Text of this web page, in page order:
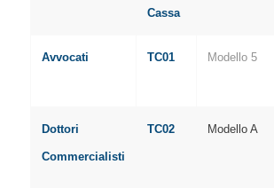
Cassa
Avvocati TC01 Modello 5
Dottori
Commercialisti
TC02 Modello A